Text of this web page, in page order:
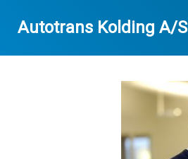
Autotrans Kolding A/S
Autotrans Kolding A/S